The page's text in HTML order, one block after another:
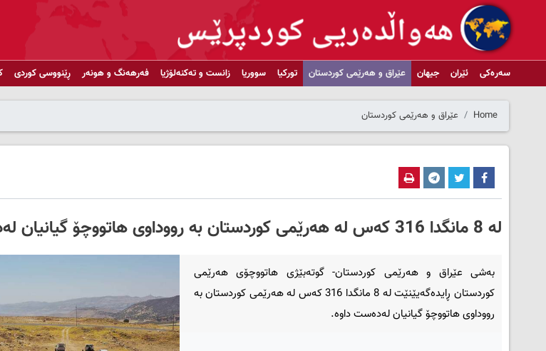
سەرەکی ئێران جیهان عێراق و هەرێمی کوردستان تورکیا سووریا زانست و تەکنەلۆژیا فەرهەنگ و هونەر ڕێنووسی کوردی
Home عێراق و هەرێمی کوردستان
لە 8 مانگدا 316 کەس لە هەرێمی کوردستان بە رووداوی هاتووچۆ گیانیان لەدەست داوە
بەشی عێراق و هەرێمی کوردستان- گوتەبێژی هاتووچۆی هەرێمی
کوردستان ڕایدەگەیێنێت لە 8 مانگدا 316 کەس لە هەرێمی کوردستان بە
رووداوی هاتووچۆ گیانیان لەدەست داوە.